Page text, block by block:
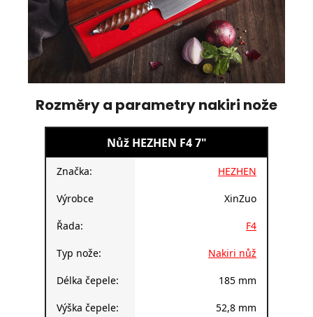
Rozměry a parametry nakiri nože
Nůž HEZHEN F4 7"
Značka: HEZHEN
Výrobce XinZuo
Řada: F4
Typ nože: Nakiri nůž
Délka čepele: 185 mm
Výška čepele: 52,8 mm